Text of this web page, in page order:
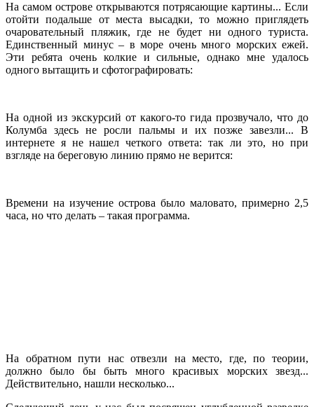
На самом острове открываются потрясающие картины... Если
отойти подальше от места высадки, то можно приглядеть
очаровательный пляжик, где не будет ни одного туриста.
Единственный минус – в море очень много морских ежей.
Эти ребята очень колкие и сильные, однако мне удалось
одного вытащить и сфотографировать:
На одной из экскурсий от какого-то гида прозвучало, что до
Колумба здесь не росли пальмы и их позже завезли... В
интернете я не нашел четкого ответа: так ли это, но при
взгляде на береговую линию прямо не верится:
Времени на изучение острова было маловато, примерно 2,5
часа, но что делать – такая программа.
На обратном пути нас отвезли на место, где, по теории,
должно было бы быть много красивых морских звезд...
Действительно, нашли несколько...